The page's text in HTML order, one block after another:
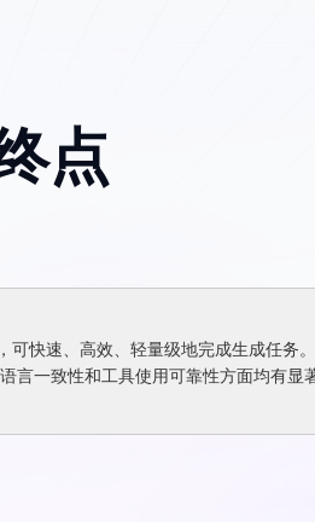
点
快速、高效、轻量级地完成生成任务
言一致性和工具使用可靠性方面均有显